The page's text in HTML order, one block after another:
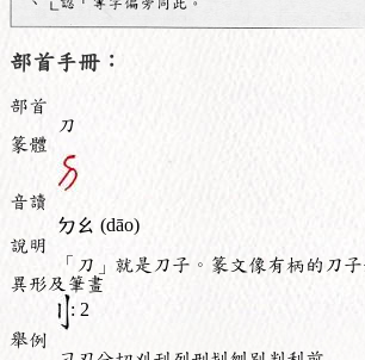
部首手冊：
部首
刀
篆體
音讀
ㄉㄠ (dāo)
說明
「刀」就是刀子。篆文像有柄的刀
異形及筆畫
: 2
舉例